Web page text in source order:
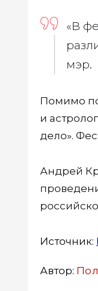
«В
мэр.
Помимо
и
дело».
Андрей
Источник:
Автор: